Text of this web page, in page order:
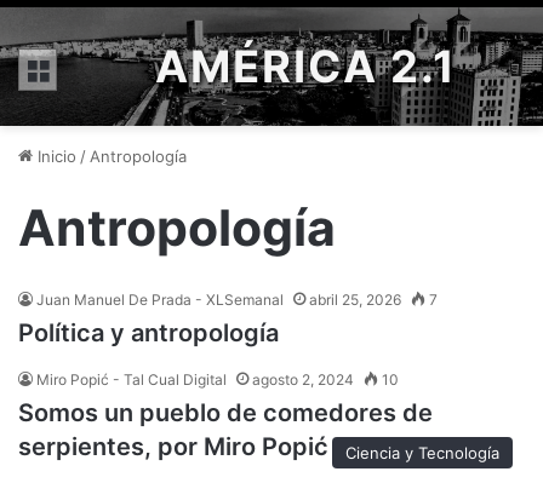
Menú AMÉRICA 2.1
Inicio / Antropología
Antropología
Juan Manuel De Prada - XLSemanal abril 25, 2026 7
Política y antropología
Miro Popić - Tal Cual Digital agosto 2, 2024 10
Somos un pueblo de comedores de
serpientes, por Miro Popić
Ciencia y Tecnología